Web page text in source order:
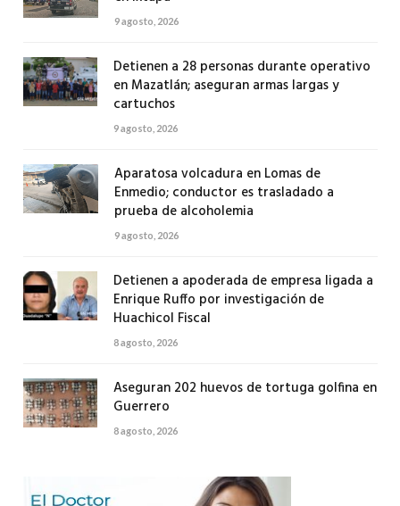
9 agosto, 2026
Detienen a 28 personas durante operativo
en Mazatlán; aseguran armas largas y
cartuchos
9 agosto, 2026
Aparatosa volcadura en Lomas de
Enmedio; conductor es trasladado a
prueba de alcoholemia
9 agosto, 2026
Detienen a apoderada de empresa ligada a
Enrique Ruffo por investigación de
Huachicol Fiscal
8 agosto, 2026
Aseguran 202 huevos de tortuga golfina en
Guerrero
8 agosto, 2026